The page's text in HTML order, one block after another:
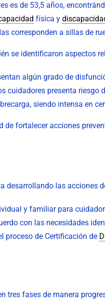
es de 53,5 años,
física y
corresponden a sillas de
se identificaron aspectos
algún grado de
cuidadores presenta riesgo
siendo intensa en
de fortalecer acciones
desarrollando las
y familiar para
con las necesidades
proceso de Certificación de
tres fases de manera